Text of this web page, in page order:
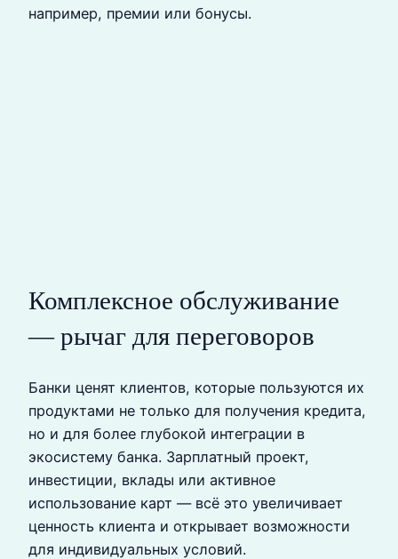
например, премии или бонусы.
Комплексное обслуживание
— рычаг для переговоров
Банки ценят клиентов, которые пользуются их
продуктами не только для получения кредита,
но и для более глубокой интеграции в
экосистему банка. Зарплатный проект,
инвестиции, вклады или активное
использование карт — всё это увеличивает
ценность клиента и открывает возможности
для индивидуальных условий.